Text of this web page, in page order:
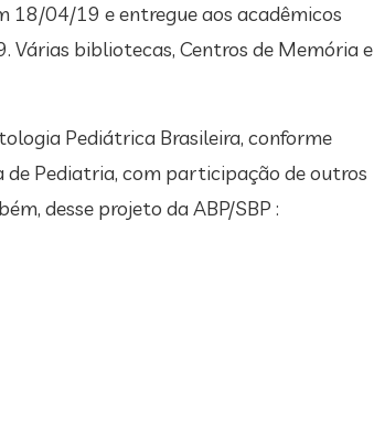
18/04/19 e entregue aos acadêmicos
Várias bibliotecas, Centros de Memória e
Pediátrica Brasileira, conforme
de Pediatria, com participação de outros
desse projeto da ABP/SBP :